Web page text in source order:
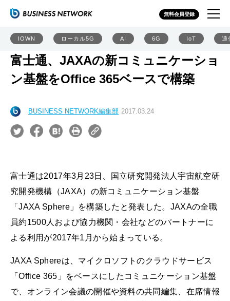
無料会員登録
IOWN ローカル5G AI 6G IoT 通
富士通、JAXAの新コミュニケーショ
ン基盤をOffice 365ベースで構築
BUSINESS NETWORK編集部 2017.03.24
富士通は2017年3月23日、国立研究開発法人宇宙航空研
究開発機構（JAXA）の新コミュニケーション基盤
「JAXA Sphere」を構築したと発表した。JAXAの全職
員約1500人および協力機関・会社などのパートナーに
よる利用が2017年1月から始まっている。
JAXA Sphereは、マイクロソフトのクラウドサービス
「Office 365」をベースにしたコミュニケーション基盤
で、オンライン会議の開催や資料の共同編集、在席情報